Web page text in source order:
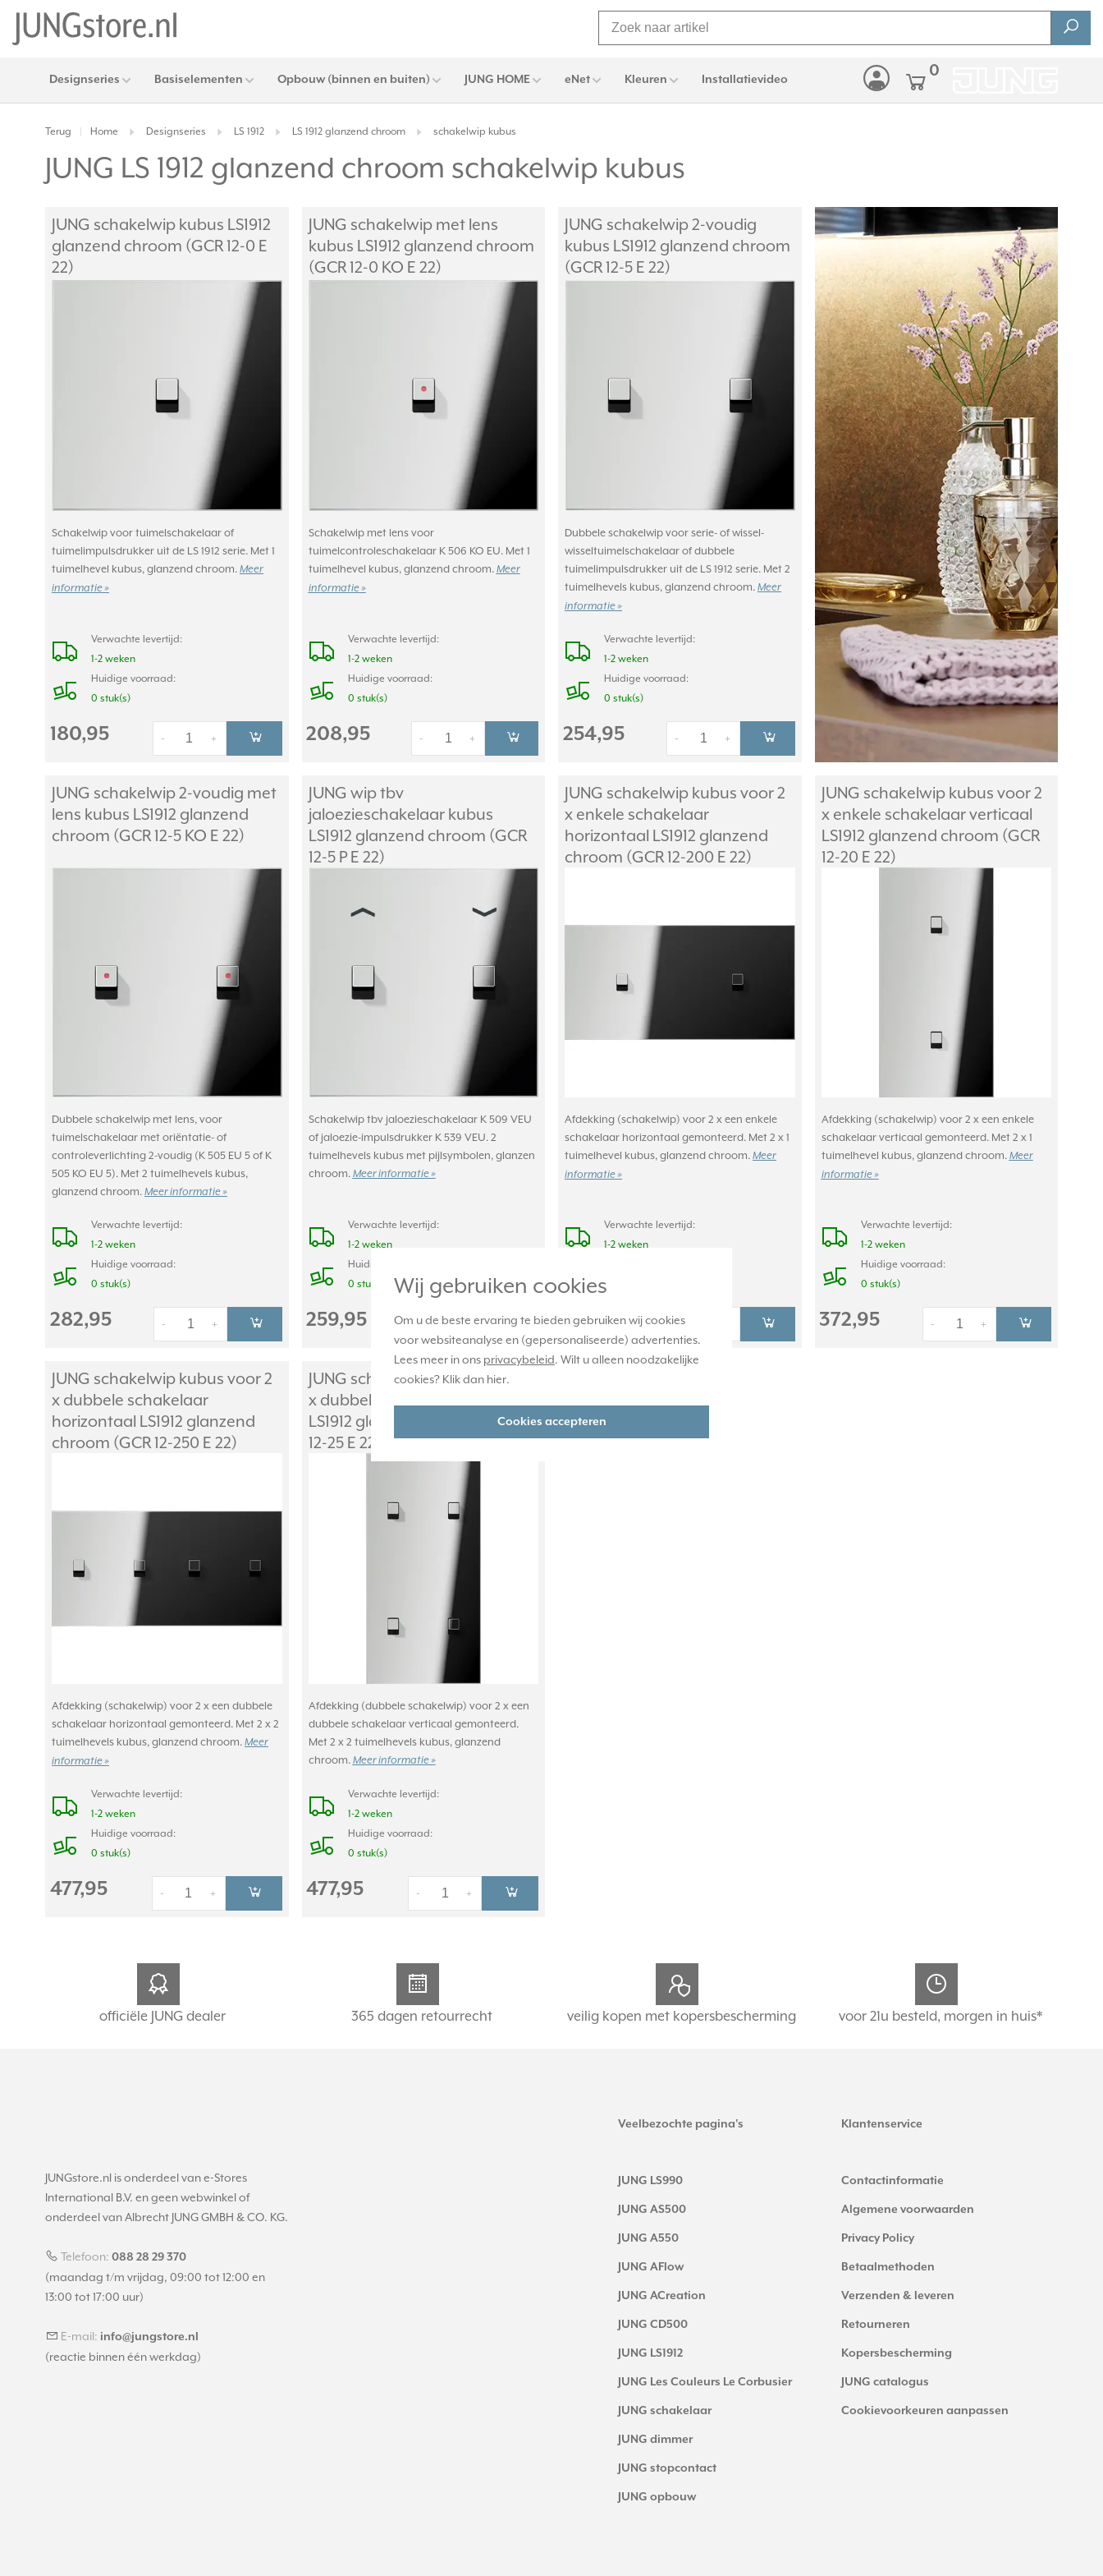
Wij gebruiken cookies
Om u de beste ervaring te bieden gebruiken wij cookies
voor websiteanalyse en (gepersonaliseerde) advertenties.
Lees meer in ons privacybeleid. Wilt u alleen noodzakelijke
cookies? Klik dan hier.
Cookies accepteren
Designseries Basiselementen Opbouw (binnen en buiten) JUNG HOME eNet Kleuren Installatievideo 0
Terug Home Designseries LS 1912 LS 1912 glanzend chroom schakelwip kubus
JUNG LS 1912 glanzend chroom schakelwip kubus
JUNG schakelwip kubus LS1912
glanzend chroom (GCR 12-0 E
22)
Schakelwip voor tuimelschakelaar of
tuimelimpulsdrukker uit de LS 1912 serie. Met 1
tuimelhevel kubus, glanzend chroom. Meer
informatie »
Verwachte levertijd:
1-2 weken
Huidige voorraad:
0 stuk(s)
180,95 +
-
JUNG schakelwip met lens
kubus LS1912 glanzend chroom
(GCR 12-0 KO E 22)
Schakelwip met lens voor
tuimelcontroleschakelaar K 506 KO EU. Met 1
tuimelhevel kubus, glanzend chroom. Meer
informatie »
Verwachte levertijd:
1-2 weken
Huidige voorraad:
0 stuk(s)
208,95 +
-
JUNG schakelwip 2-voudig
kubus LS1912 glanzend chroom
(GCR 12-5 E 22)
Dubbele schakelwip voor serie- of wissel-
wisseltuimelschakelaar of dubbele
tuimelimpulsdrukker uit de LS 1912 serie. Met 2
tuimelhevels kubus, glanzend chroom. Meer
informatie »
Verwachte levertijd:
1-2 weken
Huidige voorraad:
0 stuk(s)
254,95 +
-
JUNG schakelwip 2-voudig met
lens kubus LS1912 glanzend
chroom (GCR 12-5 KO E 22)
Dubbele schakelwip met lens, voor
tuimelschakelaar met oriëntatie- of
controleverlichting 2-voudig (K 505 EU 5 of K
505 KO EU 5). Met 2 tuimelhevels kubus,
glanzend chroom. Meer informatie »
Verwachte levertijd:
1-2 weken
Huidige voorraad:
0 stuk(s)
282,95 +
-
JUNG wip tbv
jaloezieschakelaar kubus
LS1912 glanzend chroom (GCR
12-5 P E 22)
Schakelwip tbv jaloezieschakelaar K 509 VEU
of jaloezie-impulsdrukker K 539 VEU. 2
tuimelhevels kubus met pijlsymbolen, glanzen
chroom. Meer informatie »
Verwachte levertijd:
1-2 weken
Huidige voorraad:
0 stuk(s)
259,95 +
-
JUNG schakelwip kubus voor 2
x enkele schakelaar
horizontaal LS1912 glanzend
chroom (GCR 12-200 E 22)
Afdekking (schakelwip) voor 2 x een enkele
schakelaar horizontaal gemonteerd. Met 2 x 1
tuimelhevel kubus, glanzend chroom. Meer
informatie »
Verwachte levertijd:
1-2 weken
0 stuk(s)
372,95 -
JUNG schakelwip kubus voor 2
x enkele schakelaar verticaal
LS1912 glanzend chroom (GCR
12-20 E 22)
Afdekking (schakelwip) voor 2 x een enkele
schakelaar verticaal gemonteerd. Met 2 x 1
tuimelhevel kubus, glanzend chroom. Meer
informatie »
Verwachte levertijd:
1-2 weken
Huidige voorraad:
0 stuk(s)
372,95 +
-
JUNG schakelwip kubus voor 2
x dubbele schakelaar
horizontaal LS1912 glanzend
chroom (GCR 12-250 E 22)
Afdekking (schakelwip) voor 2 x een dubbele
schakelaar horizontaal gemonteerd. Met 2 x 2
tuimelhevels kubus, glanzend chroom. Meer
informatie »
Verwachte levertijd:
1-2 weken
Huidige voorraad:
0 stuk(s)
477,95 +
-
JUNG schakelwip kubus voor 2
x dubbele schakelaar verticaal
LS1912 glanzend chroom (GCR
12-25 E 22)
Afdekking (dubbele schakelwip) voor 2 x een
dubbele schakelaar verticaal gemonteerd.
Met 2 x 2 tuimelhevels kubus, glanzend
chroom. Meer informatie »
Verwachte levertijd:
1-2 weken
Huidige voorraad:
0 stuk(s)
477,95 +
-
officiële JUNG dealer 365 dagen retourrecht veilig kopen met kopersbescherming voor 21u besteld, morgen in huis*
JUNGstore.nl is onderdeel van e-Stores
International B.V. en geen webwinkel of
onderdeel van Albrecht JUNG GMBH & CO. KG.
Telefoon: 088 28 29 370
(maandag t/m vrijdag, 09:00 tot 12:00 en
13:00 tot 17:00 uur)
E-mail: info@jungstore.nl
(reactie binnen één werkdag)
Veelbezochte pagina's
JUNG LS990
JUNG AS500
JUNG A550
JUNG AFlow
JUNG ACreation
JUNG CD500
JUNG LS1912
JUNG Les Couleurs Le Corbusier
JUNG schakelaar
JUNG dimmer
JUNG stopcontact
JUNG opbouw
Klantenservice
Contactinformatie
Algemene voorwaarden
Privacy Policy
Betaalmethoden
Verzenden & leveren
Retourneren
Kopersbescherming
JUNG catalogus
Cookievoorkeuren aanpassen